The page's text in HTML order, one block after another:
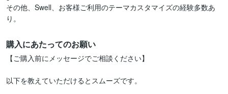
その他、Swell、お客様ご利用のテーマカスタマイズの経験多数あ
り。
購入にあたってのお願い
【ご購入前にメッセージでご相談ください】
以下を教えていただけるとスムーズです。